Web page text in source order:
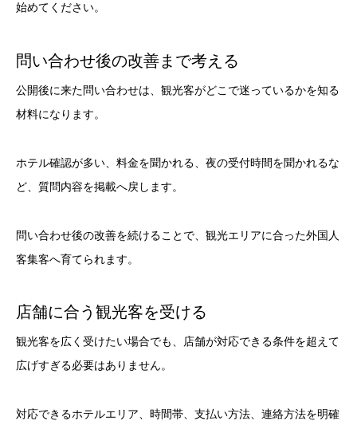
始めてください。
問い合わせ後の改善まで考える
公開後に来た問い合わせは、観光客がどこで迷っているかを知る
材料になります。
ホテル確認が多い、料金を聞かれる、夜の受付時間を聞かれるな
ど、質問内容を掲載へ戻します。
問い合わせ後の改善を続けることで、観光エリアに合った外国人
客集客へ育てられます。
店舗に合う観光客を受ける
観光客を広く受けたい場合でも、店舗が対応できる条件を超えて
広げすぎる必要はありません。
対応できるホテルエリア、時間帯、支払い方法、連絡方法を明確